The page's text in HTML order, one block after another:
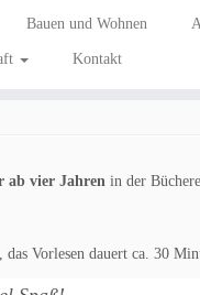
Bauen und Wohnen
Kontakt
ab vier Jahren in der
Vorlesen dauert ca. 30